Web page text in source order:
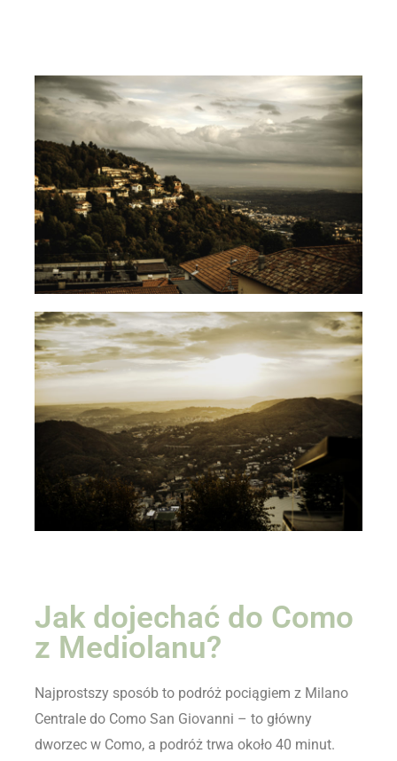
Jak dojechać do Como
z Mediolanu?
Najprostszy sposób to podróż pociągiem z Milano
Centrale do Como San Giovanni – to główny
dworzec w Como, a podróż trwa około 40 minut.